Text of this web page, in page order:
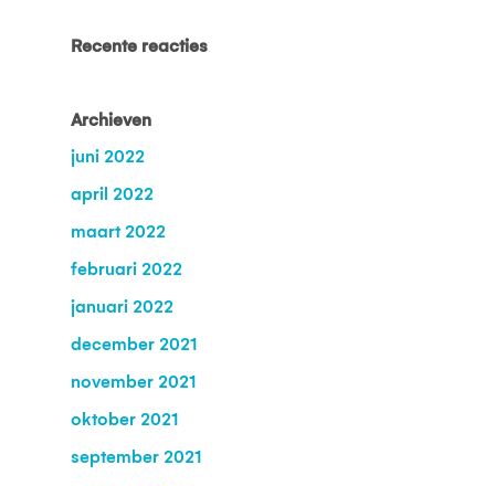
Recente reacties
Archieven
juni 2022
april 2022
maart 2022
februari 2022
januari 2022
december 2021
november 2021
oktober 2021
september 2021